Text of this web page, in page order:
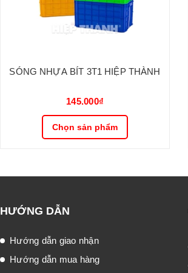
SÓNG NHỰA BÍT 3T1 HIỆP THÀNH
145.000₫
Chọn sản phẩm
HƯỚNG DẪN
Hướng dẫn giao nhận
Hướng dẫn mua hàng